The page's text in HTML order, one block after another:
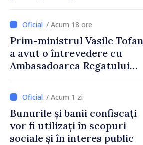
2027
/ Acum 18 ore
Prim-ministrul Vasile Tofan
a avut o întrevedere cu
Ambasadoarea Regatului
Irlandei de Nord, Fern
Horine / Acum 1 zi
Bunurile și banii confiscați
vor fi utilizați în scopuri
sociale și în interes public